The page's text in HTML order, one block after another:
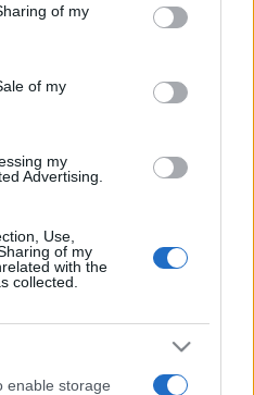
behaviour. You may click to
and its third-party tags to
purposes in below Google
of my
of my
my
Advertising.
Use,
of my
with the
collected.
enable storage
próbájuk megfejteni, hogy mi
végre definiálnunk
És a végén... igen. Majd buli
– mondja Szabó
írja a Tünet Együttesről: „A
erős érzelmi hatással
a figyelmet a társadalmi
az emberi szenvedés és az
Az előadások stílusa
színházi előadásokhoz
érzelmek és az üzenet